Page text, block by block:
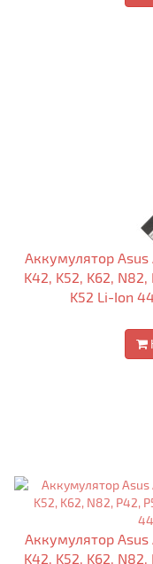
Аккумулятор Asus
K42, K52, K62,
K52 Li-Ion
Аккумулятор Asus
K42, K52, K62,